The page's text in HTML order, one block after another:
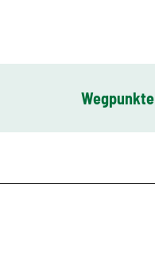
Wegpunkte